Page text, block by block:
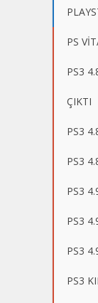
PS
PS3
ÇIKTI
PS3
PS3
PS3
PS3
PS3
PS3